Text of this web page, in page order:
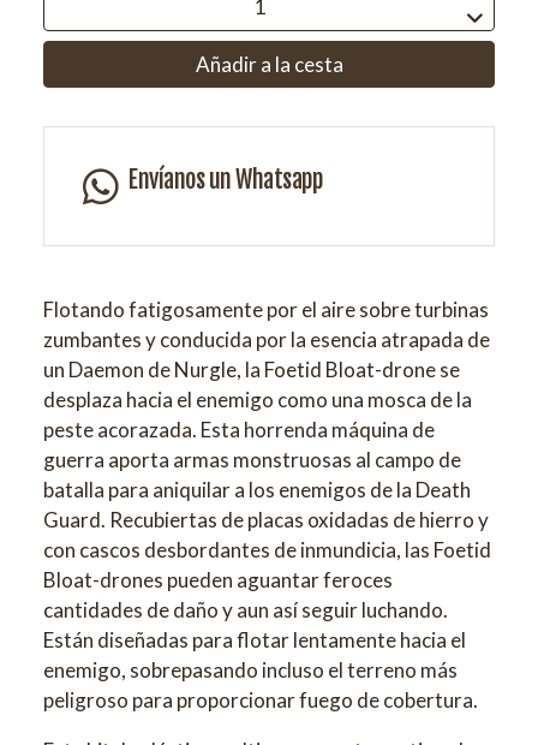
Añadir a la cesta
Envíanos un Whatsapp
Flotando fatigosamente por el aire sobre turbinas
zumbantes y conducida por la esencia atrapada de
un Daemon de Nurgle, la Foetid Bloat-drone se
desplaza hacia el enemigo como una mosca de la
peste acorazada. Esta horrenda máquina de
guerra aporta armas monstruosas al campo de
batalla para aniquilar a los enemigos de la Death
Guard. Recubiertas de placas oxidadas de hierro y
con cascos desbordantes de inmundicia, las Foetid
Bloat-drones pueden aguantar feroces
cantidades de daño y aun así seguir luchando.
Están diseñadas para flotar lentamente hacia el
enemigo, sobrepasando incluso el terreno más
peligroso para proporcionar fuego de cobertura.